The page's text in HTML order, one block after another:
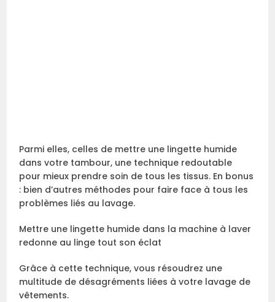
Parmi elles, celles de mettre une lingette humide
dans votre tambour, une technique redoutable
pour mieux prendre soin de tous les tissus. En bonus
: bien d’autres méthodes pour faire face à tous les
problèmes liés au lavage.
Mettre une lingette humide dans la machine à laver
redonne au linge tout son éclat
Grâce à cette technique, vous résoudrez une
multitude de désagréments liées à votre lavage de
vêtements.